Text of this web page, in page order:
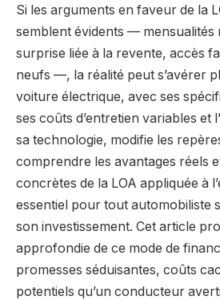
Si les arguments en faveur de la
semblent évidents — mensualités
surprise liée à la revente, accès
neufs —, la réalité peut s’avérer
voiture électrique, avec ses
ses coûts d’entretien variables et
sa technologie, modifie les
comprendre les avantages réels
concrètes de la LOA appliquée à
essentiel pour tout automobiliste
son investissement. Cet article
approfondie de ce mode de
promesses séduisantes, coûts
potentiels qu’un conducteur